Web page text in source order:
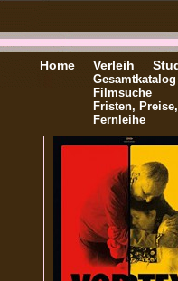
Home Verleih
Gesamtkatalog
Filmsuche
Fristen,
Fernleihe